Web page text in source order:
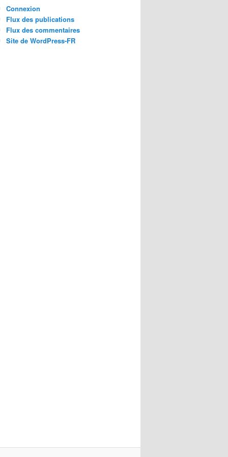
Connexion
Flux des publications
Flux des commentaires
Site de WordPress-FR